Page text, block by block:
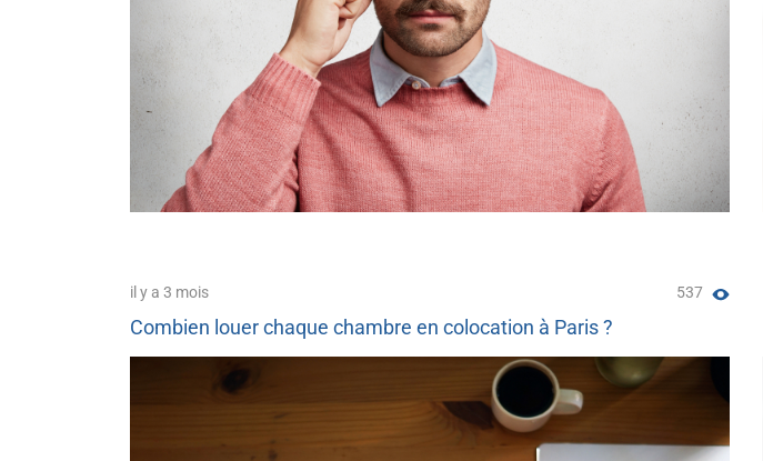
il y a 3 mois 537
Combien louer chaque chambre en colocation à Paris ?